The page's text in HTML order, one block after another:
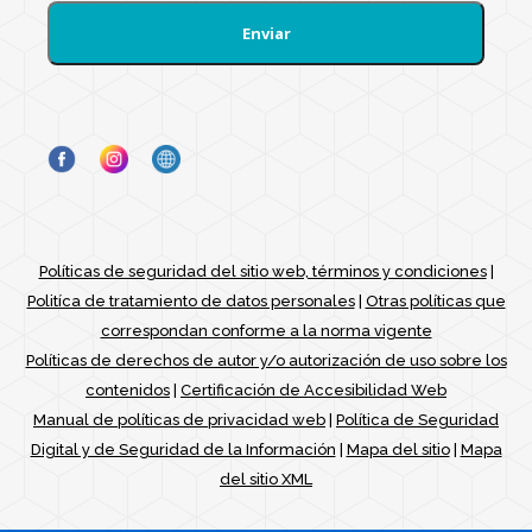
Políticas de seguridad del sitio web, términos y condiciones|
Politíca de tratamiento de datos personales| Otras políticas que
correspondan conforme a la norma vigente
Políticas de derechos de autor y/o autorización de uso sobre los
contenidos Certificación de Accesibilidad Web
Manual de políticas de privacidad web Política de Seguridad
Digital y de Seguridad de la Información
Mapa del sitio| Mapa
del sitio XML